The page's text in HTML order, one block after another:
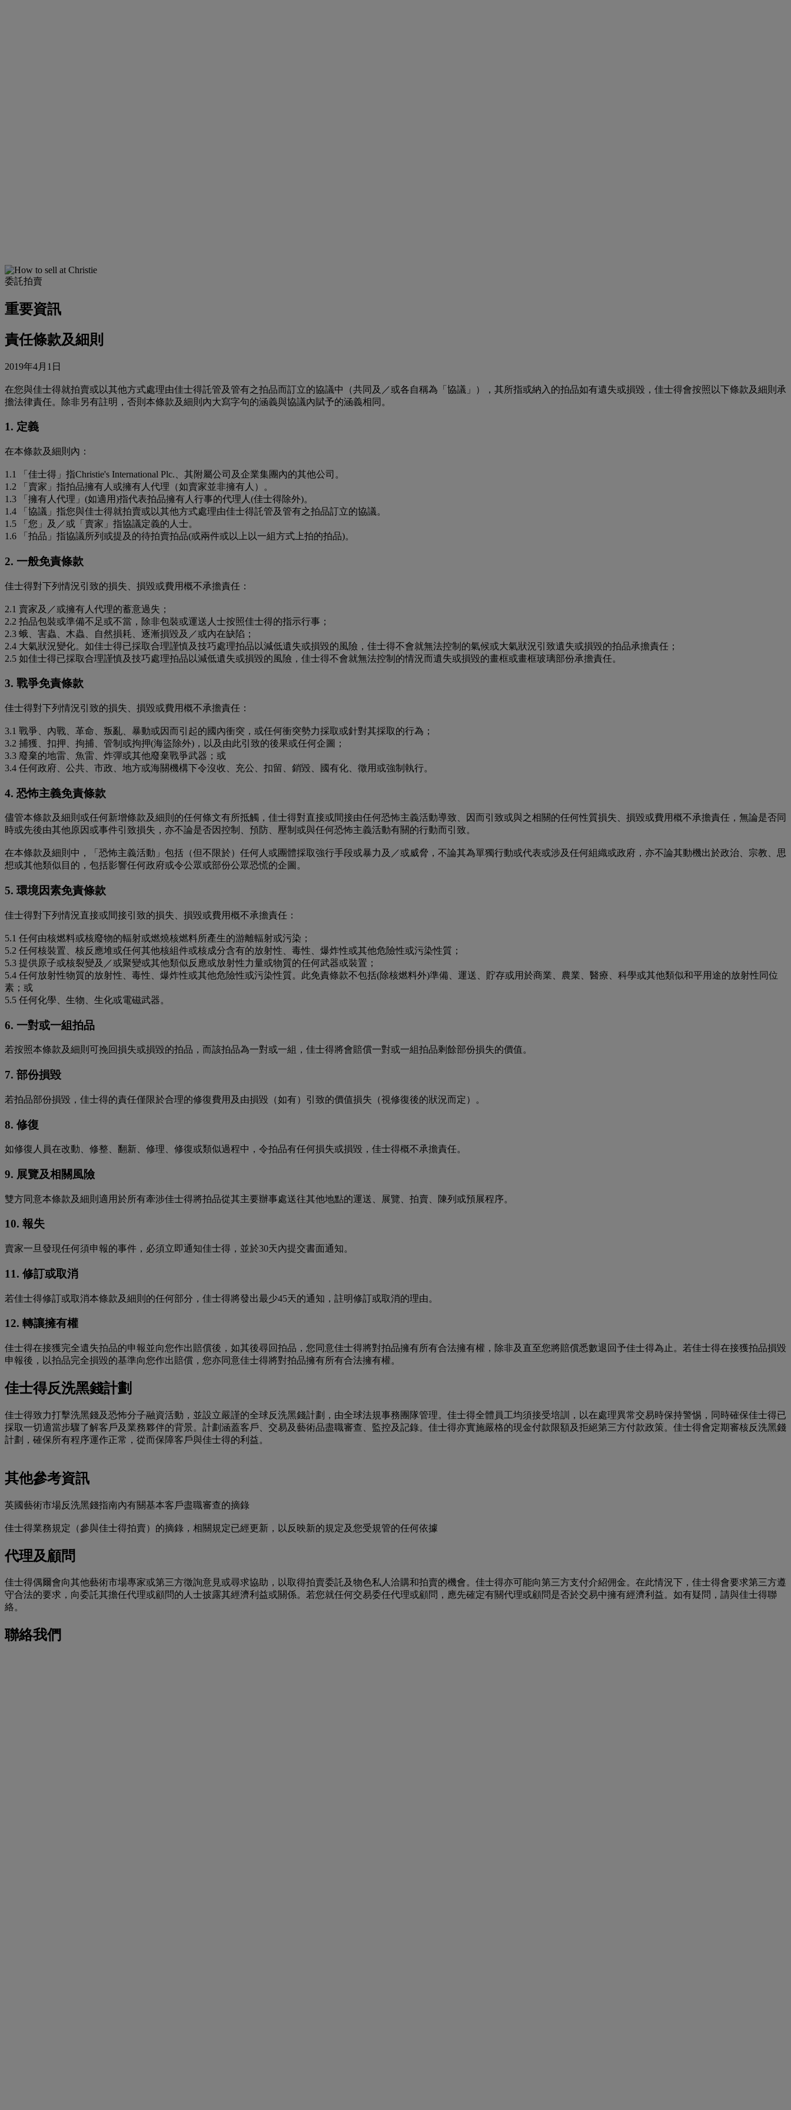
委託拍賣
重要資訊
責任條款及細則
2019年4月1日
在您與佳士得就拍賣或以其他方式處理由佳士得託管及管有之拍品而訂立的協議中（共同及／或各自稱為「協議」），其所指或納入的拍品如有遺失或損毀，佳士得會按照以下條款及細則承
擔法律責任。除非另有註明，否則本條款及細則內大寫字句的涵義與協議內賦予的涵義相同。
1. 定義
在本條款及細則內：
1.1 「佳士得」指Christie's International Plc.、其附屬公司及企業集團內的其他公司。
1.2 「賣家」指拍品擁有人或擁有人代理（如賣家並非擁有人）。
1.3 「擁有人代理」(如適用)指代表拍品擁有人行事的代理人(佳士得除外)。
1.4 「協議」指您與佳士得就拍賣或以其他方式處理由佳士得託管及管有之拍品訂立的協議。
1.5 「您」及／或「賣家」指協議定義的人士。
1.6 「拍品」指協議所列或提及的待拍賣拍品(或兩件或以上以一組方式上拍的拍品)。
2. 一般免責條款
佳士得對下列情況引致的損失、損毀或費用概不承擔責任：
2.1 賣家及／或擁有人代理的蓄意過失；
2.2 拍品包裝或準備不足或不當，除非包裝或運送人士按照佳士得的指示行事；
2.3 蛾、害蟲、木蟲、自然損耗、逐漸損毀及／或內在缺陷；
2.4 大氣狀況變化。如佳士得已採取合理謹慎及技巧處理拍品以減低遺失或損毀的風險，佳士得不會就無法控制的氣候或大氣狀況引致遺失或損毀的拍品承擔責任；
2.5 如佳士得已採取合理謹慎及技巧處理拍品以減低遺失或損毀的風險，佳士得不會就無法控制的情況而遺失或損毀的畫框或畫框玻璃部份承擔責任。
3. 戰爭免責條款
佳士得對下列情況引致的損失、損毀或費用概不承擔責任：
3.1 戰爭、內戰、革命、叛亂、暴動或因而引起的國內衝突，或任何衝突勢力採取或針對其採取的行為；
3.2 捕獲、扣押、拘捕、管制或拘押(海盜除外)，以及由此引致的後果或任何企圖；
3.3 廢棄的地雷、魚雷、炸彈或其他廢棄戰爭武器；或
3.4 任何政府、公共、市政、地方或海關機構下令沒收、充公、扣留、銷毀、國有化、徵用或強制執行。
4. 恐怖主義免責條款
儘管本條款及細則或任何新增條款及細則的任何條文有所抵觸，佳士得對直接或間接由任何恐怖主義活動導致、因而引致或與之相關的任何性質損失、損毀或費用概不承擔責任，無論是否同
時或先後由其他原因或事件引致損失，亦不論是否因控制、預防、壓制或與任何恐怖主義活動有關的行動而引致。
在本條款及細則中，「恐怖主義活動」包括（但不限於）任何人或團體採取強行手段或暴力及／或威脅，不論其為單獨行動或代表或涉及任何組織或政府，亦不論其動機出於政治、宗教、思
想或其他類似目的，包括影響任何政府或令公眾或部份公眾恐慌的企圖。
5. 環境因素免責條款
佳士得對下列情況直接或間接引致的損失、損毀或費用概不承擔責任：
5.1 任何由核燃料或核廢物的輻射或燃燒核燃料所產生的游離輻射或污染；
5.2 任何核裝置、核反應堆或任何其他核組件或核成分含有的放射性、毒性、爆炸性或其他危險性或污染性質；
5.3 提供原子或核裂變及／或聚變或其他類似反應或放射性力量或物質的任何武器或裝置；
5.4 任何放射性物質的放射性、毒性、爆炸性或其他危險性或污染性質。此免責條款不包括(除核燃料外)準備、運送、貯存或用於商業、農業、醫療、科學或其他類似和平用途的放射性同位
素；或
5.5 任何化學、生物、生化或電磁武器。
6. 一對或一組拍品
若按照本條款及細則可挽回損失或損毀的拍品，而該拍品為一對或一組，佳士得將會賠償一對或一組拍品剩餘部份損失的價值。
7. 部份損毀
若拍品部份損毀，佳士得的責任僅限於合理的修復費用及由損毀（如有）引致的價值損失（視修復後的狀況而定）。
8. 修復
如修復人員在改動、修整、翻新、修理、修復或類似過程中，令拍品有任何損失或損毀，佳士得概不承擔責任。
9. 展覽及相關風險
雙方同意本條款及細則適用於所有牽涉佳士得將拍品從其主要辦事處送往其他地點的運送、展覽、拍賣、陳列或預展程序。
10. 報失
賣家一旦發現任何須申報的事件，必須立即通知佳士得，並於30天內提交書面通知。
11. 修訂或取消
若佳士得修訂或取消本條款及細則的任何部分，佳士得將發出最少45天的通知，註明修訂或取消的理由。
12. 轉讓擁有權
佳士得在接獲完全遺失拍品的申報並向您作出賠償後，如其後尋回拍品，您同意佳士得將對拍品擁有所有合法擁有權，除非及直至您將賠償悉數退回予佳士得為止。若佳士得在接獲拍品損毀
申報後，以拍品完全損毀的基準向您作出賠償，您亦同意佳士得將對拍品擁有所有合法擁有權。
佳士得反洗黑錢計劃
佳士得致力打擊洗黑錢及恐怖分子融資活動，並設立嚴謹的全球反洗黑錢計劃，由全球法規事務團隊管理。佳士得全體員工均須接受培訓，以在處理異常交易時保持警惕，同時確保佳士得已
採取一切適當步驟了解客戶及業務夥伴的背景。計劃涵蓋客戶、交易及藝術品盡職審查、監控及記錄。佳士得亦實施嚴格的現金付款限額及拒絕第三方付款政策。佳士得會定期審核反洗黑錢
計劃，確保所有程序運作正常，從而保障客戶與佳士得的利益。
其他參考資訊
英國藝術市場反洗黑錢指南內有關基本客戶盡職審查的摘錄
佳士得業務規定（參與佳士得拍賣）的摘錄，相關規定已經更新，以反映新的規定及您受規管的任何依據
代理及顧問
佳士得偶爾會向其他藝術市場專家或第三方徵詢意見或尋求協助，以取得拍賣委託及物色私人洽購和拍賣的機會。佳士得亦可能向第三方支付介紹佣金。在此情況下，佳士得會要求第三方遵
守合法的要求，向委託其擔任代理或顧問的人士披露其經濟利益或關係。若您就任何交易委任代理或顧問，應先確定有關代理或顧問是否於交易中擁有經濟利益。如有疑問，請與佳士得聯
絡。
聯絡我們